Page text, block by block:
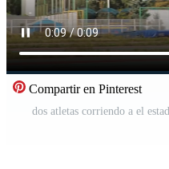
Compartir en Pinterest
dos atletas corriendo a el